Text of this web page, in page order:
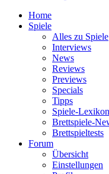
Home
Spiele
Alles zu Spiele
Interviews
News
Reviews
Previews
Specials
Tipps
Spiele-Lexikon
Brettspiele-
Brettspieltests
Forum
Übersicht
Einstellungen